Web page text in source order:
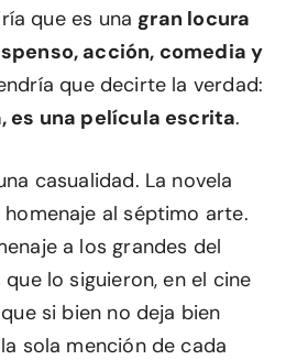
que es una gran locura
acción, comedia y
que decirte la verdad:
es una película escrita.
casualidad. La novela
al séptimo arte.
a los grandes del
lo siguieron, en el cine
si bien no deja bien
sola mención de cada